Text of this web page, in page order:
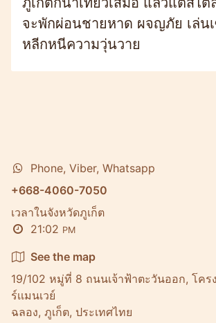
จะพักผ่อนชายหาด ผจญภัย เล่น
หลีกหนีความวุ่นวาย
Phone, Viber, Whatsapp
+668-4060-7050
เวลาในจังหวัดภูเก็ต
21:02 PM
See the map
19/102 หมู่ที่ 8 ถนนเจ้าฟ้าตะวันออก, โคร
ร์เเมนเวย์
ฉลอง, ภูเก็ต, ประเทศไทย